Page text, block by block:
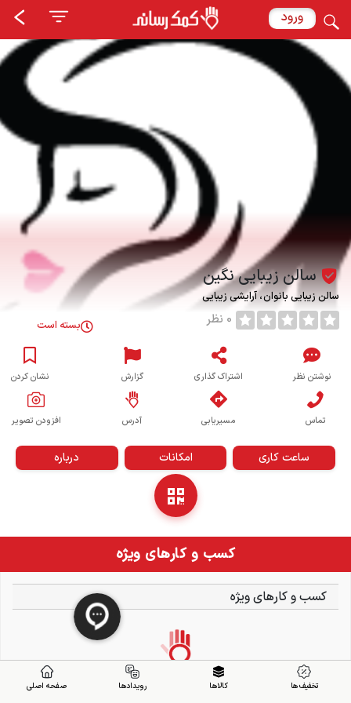
ورود
سالن زیبایی نگین
سالن زیبایی بانوان آرایشی زیبایی
0 نظر بسته است
نوشتن نظر اشتراک گذاری گزارش نشان کردن
تماس مسیریابی آدرس افزودن تصویر
ساعت کاری امکانات درباره
کسب و کارهای ویژه
کسب و کارهای ویژه
تخفیف ها کالاها رویدادها صفحه اصلی